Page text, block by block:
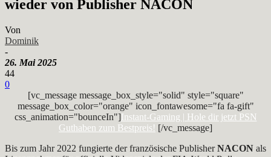
wieder von Publisher NACON
Von
Dominik
-
26. Mai 2025
44
0
[vc_message message_box_style="solid" style="square"
message_box_color="orange" icon_fontawesome="fa fa-gift"
css_animation="bounceIn"]Instant-Gaming | Hole dir jetzt PSN
Guthaben zum Bestpreis! [/vc_message]
Bis zum Jahr 2022 fungierte der französische PublisherNACON als